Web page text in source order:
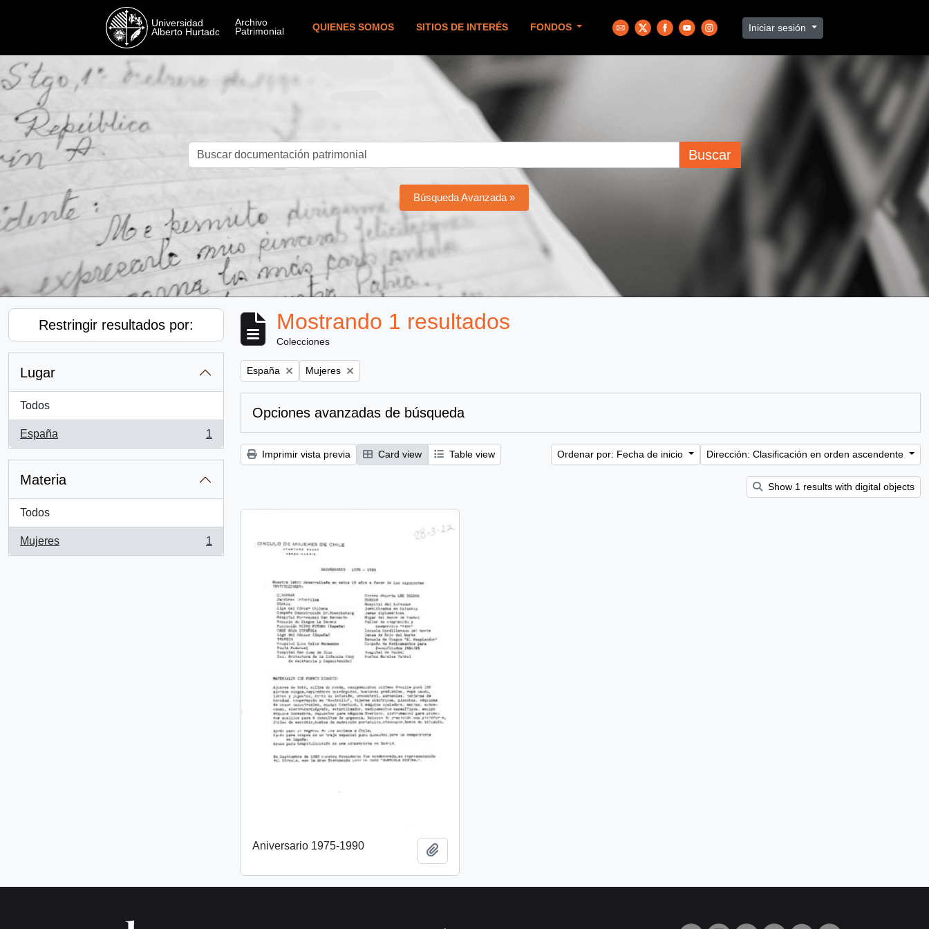
QUIENES SOMOS SITIOS DE INTERÉS FONDOS Iniciar sesión
Buscar
Búsqueda Avanzada »
Restringir resultados por:
Lugar
Todos
España
, 1 resultados
1
Materia
Todos
Mujeres
, 1 resultados
1
Mostrando 1 resultados
Colecciones
Remove filter:
España Remove filter:
Mujeres
Opciones avanzadas de búsqueda
Imprimir vista previa Card view Table view Ordenar por: Fecha de inicio Dirección: Clasificación en orden ascendente
Show 1 results with digital objects
Aniversario 1975-1990